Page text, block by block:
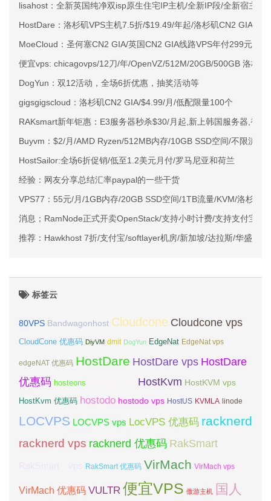
lisahost：全新英国纯净双isp原生住宅IP主机/全新IP段/全新宿主机
HostDare：洛杉矶VPS主机7.5折/$19.49/年起/洛杉矶CN2 GIA/日
MoeCloud：圣何塞CN2 GIA/英国CN2 GIA线路VPS年付299元起
便宜vps: chicagovps/12刀/年/OpenVZ/512M/20GB/500GB 洛杉矶
DogYun：双12活动，全场6折优惠，抽奖活动等
gigsgigscloud：洛杉矶CN2 GIA/$4.99/月/低配限量100个
RAKsmart新年钜惠：E3服务器秒杀$30/月起,新上韩国服务器,香
Buyvm：$2/月/AMD Ryzen/512MB内存/10GB SSD空间/不限流
HostSailor:全场6折促销/低至1.2美元月付/罗马尼亚和荷兰
经验：网友分享总结汇率paypal的一些干货
VPS77：55元/月/1GB内存/20GB SSD空间/1TB流量/KVM/洛杉矶
消息；RamNode正式开卖OpenStack/支持小时计费/支持支付宝微
推荐：Hawkhost 7折/支付宝/softlayer机房/新加坡/达拉斯/华盛顿
标签云
80VPS Bandwagonhost Cloudcone Cloudcone vps
CloudCone 优惠码 DiyVM dmit DogYun EdgeNat EdgeNat vps
edgeNAT 优惠码 HostDare HostDare vps HostDare
优惠码 hosteons HostKvm HostKVM vps
HostKvm 优惠码 hostodo hostodo vps HostUS KVMLA linode
LOCVPS LOCVPS vps LocVPS 优惠码 racknerd
racknerd vps racknerd 优惠码 RakSmart
RakSmart 优惠码 VirMach VirMach vps
VirMach 优惠码 VULTR 便宜VPS 傲游主机 国人